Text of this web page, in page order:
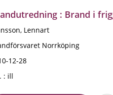
: Brand i
Lennart
Norrköping
12-28
: ill